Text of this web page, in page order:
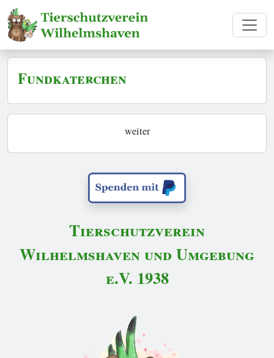
Fundkaterchen
weiter
Tierschutzverein
Wilhelmshaven und Umgebung
e.V. 1938